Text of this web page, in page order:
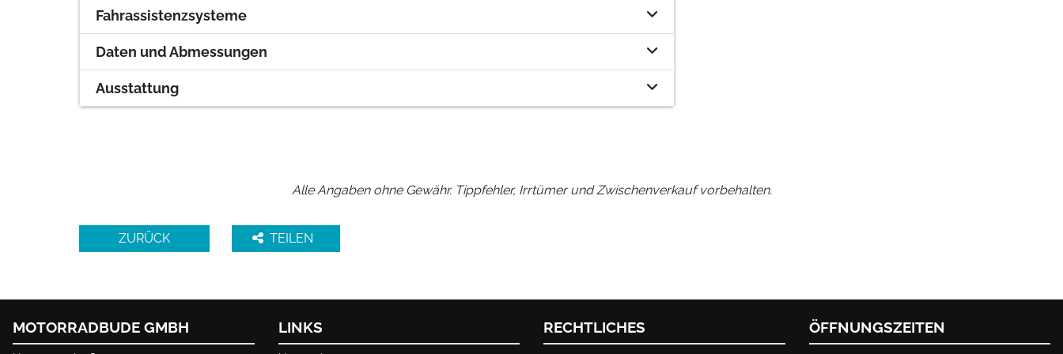
Fahrassistenzsysteme
Daten und Abmessungen
Ausstattung
Alle Angaben ohne Gewähr. Tippfehler, Irrtümer und Zwischenverkauf vorbehalten.
ZURÜCK TEILEN
MOTORRADBUDE GMBH LINKS RECHTLICHES ÖFFNUNGSZEITEN